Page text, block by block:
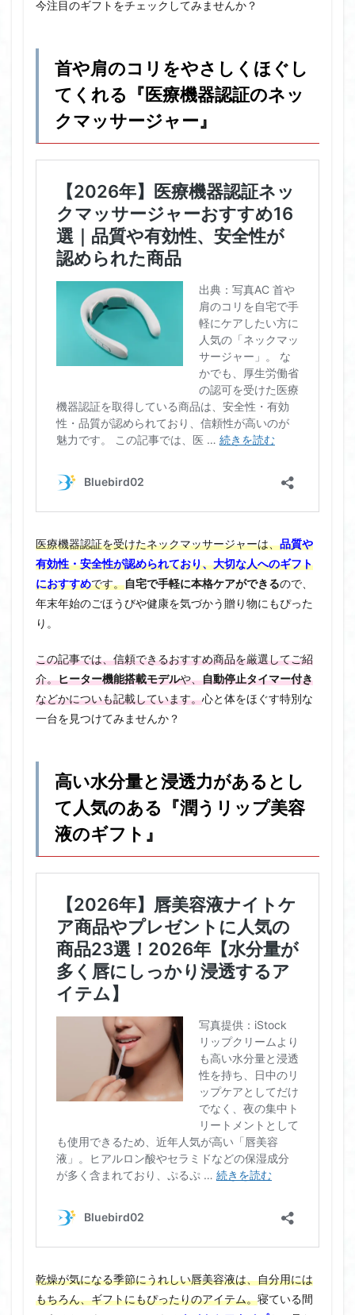
今注目のギフトをチェックしてみませんか？
首や肩のコリをやさしくほぐし
てくれる『医療機器認証のネッ
クマッサージャー』
医療機器認証を受けたネックマッサージャーは、品質や
有効性・安全性が認められており、大切な人へのギフト
におすすめです。自宅で手軽に本格ケアができるので、
年末年始のごほうびや健康を気づかう贈り物にもぴった
り。
この記事では、信頼できるおすすめ商品を厳選してご紹
介。ヒーター機能搭載モデルや、自動停止タイマー付き
などかについも記載しています。心と体をほぐす特別な
一台を見つけてみませんか？
高い水分量と浸透力があるとし
て人気のある『潤うリップ美容
液のギフト』
乾燥が気になる季節にうれしい唇美容液は、自分用には
もちろん、ギフトにもぴったりのアイテム。寝ている間